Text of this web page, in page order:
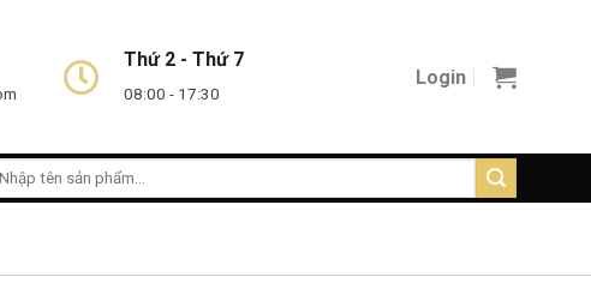
Thứ 2 - Thứ 7
08:00 - 17:30
Login